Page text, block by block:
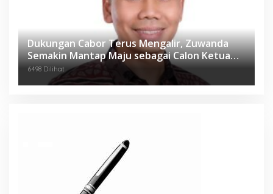
Dukungan Cabor Terus Mengalir, Zuwanda
Semakin Mantap Maju sebagai Calon Ketua
KONI
6498 Dilihat